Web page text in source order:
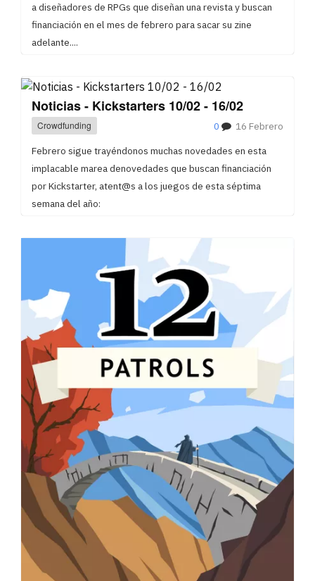
a diseñadores de RPGs que diseñan una revista y buscan
financiación en el mes de febrero para sacar su zine
adelante....
Noticias - Kickstarters 10/02 - 16/02
Crowdfunding 16 Febrero
0
Febrero sigue trayéndonos muchas novedades en esta
implacable marea denovedades que buscan financiación
por Kickstarter, atent@s a los juegos de esta séptima
semana del año: